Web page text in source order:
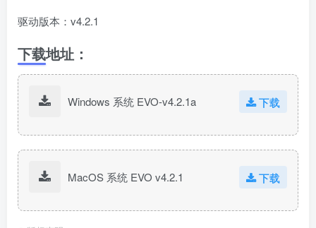
驱动版本：v4.2.1
下载地址：
Windows 系统 EVO-v4.2.1a 下载
MacOS 系统 EVO v4.2.1 下载